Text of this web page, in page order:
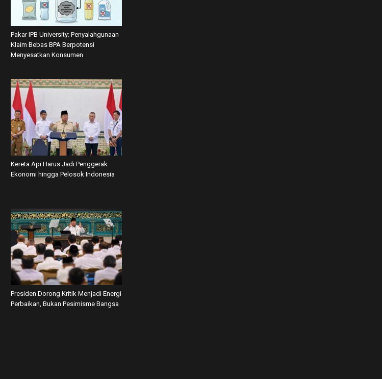
Pakar IPB University: Penyalahgunaan
Klaim Bebas BPA Berpotensi
Menyesatkan Konsumen
Kereta Api Harus Jadi Penggerak
Ekonomi hingga Pelosok Indonesia
Presiden Dorong Kritik Menjadi Energi
Perbaikan, Bukan Pesimisme Bangsa